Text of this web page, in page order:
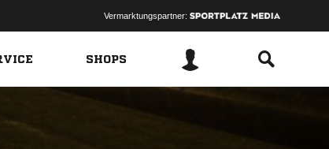
Vermarktungspartner:
SHOPS